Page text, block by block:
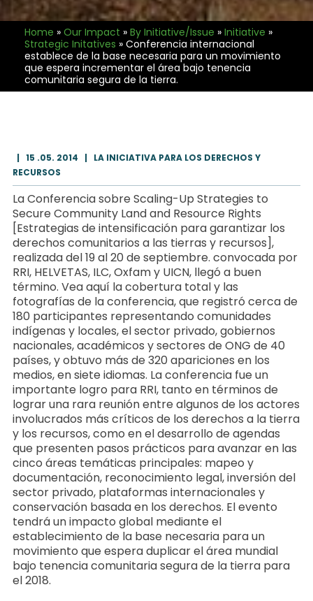
Home » Our Impact » By Initiative/Issue » Initiative »
Strategic Initatives » Conferencia internacional
establece de la base necesaria para un movimiento
que espera incrementar el área bajo tenencia
comunitaria segura de la tierra.
| 15 .05. 2014 | LA INICIATIVA PARA LOS DERECHOS Y
RECURSOS
La Conferencia sobre Scaling-Up Strategies to
Secure Community Land and Resource Rights
[Estrategias de intensificación para garantizar los
derechos comunitarios a las tierras y recursos],
realizada del 19 al 20 de septiembre. convocada por
RRI, HELVETAS, ILC, Oxfam y UICN, llegó a buen
término. Vea aquí la cobertura total y las
fotografías de la conferencia, que registró cerca de
180 participantes representando comunidades
indígenas y locales, el sector privado, gobiernos
nacionales, académicos y sectores de ONG de 40
países, y obtuvo más de 320 apariciones en los
medios, en siete idiomas. La conferencia fue un
importante logro para RRI, tanto en términos de
lograr una rara reunión entre algunos de los actores
involucrados más críticos de los derechos a la tierra
y los recursos, como en el desarrollo de agendas
que presenten pasos prácticos para avanzar en las
cinco áreas temáticas principales: mapeo y
documentación, reconocimiento legal, inversión del
sector privado, plataformas internacionales y
conservación basada en los derechos. El evento
tendrá un impacto global mediante el
establecimiento de la base necesaria para un
movimiento que espera duplicar el área mundial
bajo tenencia comunitaria segura de la tierra para
el 2018.